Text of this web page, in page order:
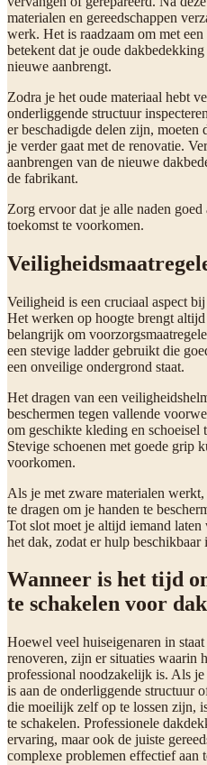
materialen en gereedschappen
werk. Het is raadzaam om met
betekent dat je oude
nieuwe aanbrengt.
Zodra je het oude materiaal hebt
onderliggende structuur
er beschadigde delen zijn, moeten
je verder gaat met de renovatie.
aanbrengen van de nieuwe
de fabrikant.
Zorg ervoor dat je alle naden
toekomst te voorkomen.
Veiligheid is een cruciaal aspect
Het werken op hoogte brengt
belangrijk om
een stevige ladder gebruikt die
een onveilige ondergrond staat.
Het dragen van een
beschermen tegen vallende
om geschikte kleding en schoeisel
Stevige schoenen met goede grip
voorkomen.
Als je met zware materialen
te dragen om je handen te
Tot slot moet je altijd iemand
het dak, zodat er hulp
Wanneer is het tijd
te schakelen voor
Hoewel veel huiseigenaren in
renoveren, zijn er situaties waarin
professional noodzakelijk is. Als
is aan de onderliggende structuur
die moeilijk zelf op te lossen zijn,
te schakelen. Professionele
ervaring, maar ook de juiste
complexe problemen effectief aan